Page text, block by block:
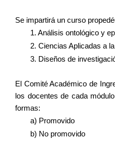
Se impartirá un curso
1. Análisis ontológico y
2. Ciencias Aplicadas a
3. Diseños de
El Comité Académico de
los docentes de cada
formas:
a) Promovido
b) No promovido